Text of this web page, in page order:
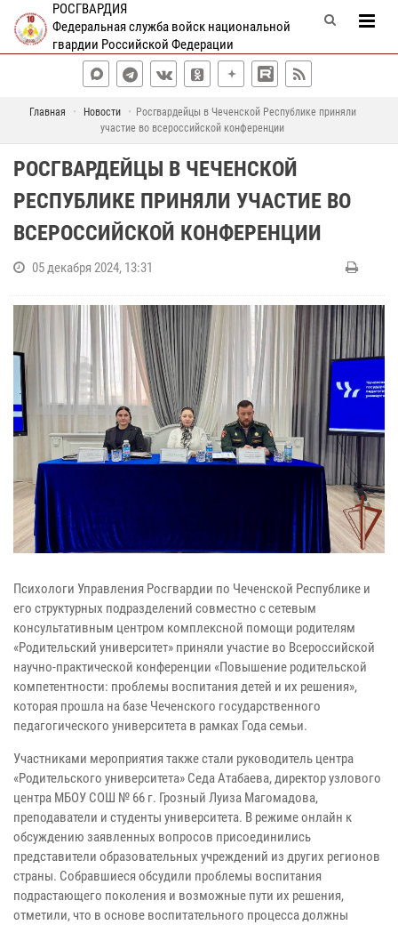
РОСГВАРДИЯ
Федеральная служба войск национальной
гвардии Российской Федерации
Главная Новости
Росгвардейцы в Чеченской Республике приняли
участие во всероссийской конференции
РОСГВАРДЕЙЦЫ В ЧЕЧЕНСКОЙ
РЕСПУБЛИКЕ ПРИНЯЛИ УЧАСТИЕ ВО
ВСЕРОССИЙСКОЙ КОНФЕРЕНЦИИ
05 декабря 2024, 13:31
Психологи Управления Росгвардии по Чеченской Республике и
его структурных подразделений совместно с сетевым
консультативным центром комплексной помощи родителям
«Родительский университет» приняли участие во Всероссийской
научно-практической конференции «Повышение родительской
компетентности: проблемы воспитания детей и их решения»,
которая прошла на базе Чеченского государственного
педагогического университета в рамках Года семьи.
Участниками мероприятия также стали руководитель центра
«Родительского университета» Седа Атабаева, директор узлового
центра МБОУ СОШ № 66 г. Грозный Луиза Магомадова,
преподаватели и студенты университета. В режиме онлайн к
обсуждению заявленных вопросов присоединились
представители образовательных учреждений из других регионов
страны. Собравшиеся обсудили проблемы воспитания
подрастающего поколения и возможные пути их решения,
отметили, что в основе воспитательного процесса должны